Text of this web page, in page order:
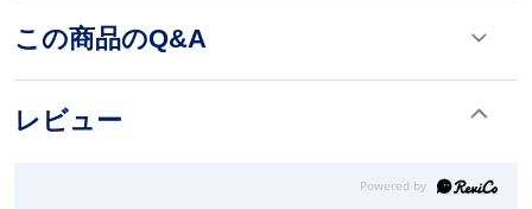
この商品のQ&A
レビュー